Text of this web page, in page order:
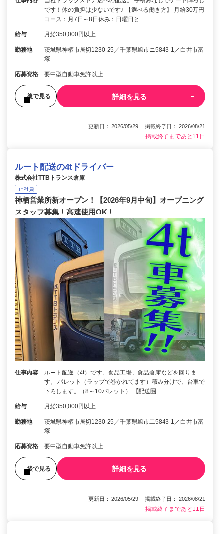
です！体の負担は少ないです♪ 【選べる働き方】 月給30万円
コース：月7日～8日休み：日曜日と…
給与 月給350,000円以上
勤務地
茨城県神栖市居切1230‐25／千葉県旭市ニ5843‐1／白井市富
塚
応募資格 要中型自動車免許以上
後で見る 詳細を見る
更新日： 2026/05/29 掲載終了日： 2026/08/21
掲載終了まであと11日
ルート配送の4tドライバー
株式会社TTBトランス倉庫
正社員
神栖営業所新オープン！【2026年9月中旬】オープニング
スタッフ募集！高速使用OK！
仕事内容
ルート配送（4t）です。食品工場、食品倉庫などを回りま
す。 パレット（ラップで巻かれてます）積み分けで、台車で
下ろします。（8～10パレット） 【配送圏…
給与 月給350,000円以上
勤務地
茨城県神栖市居切1230‐25／千葉県旭市二5843-1／白井市富
塚
応募資格 要中型自動車免許以上
後で見る 詳細を見る
更新日： 2026/05/29 掲載終了日： 2026/08/21
掲載終了まであと11日